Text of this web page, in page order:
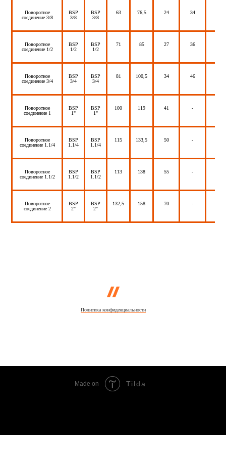
Поворотное
соединение 3/8
BSP
3/8
BSP
3/8
63 76,5 24 34
Поворотное
соединение 1/2
BSP
1/2
BSP
1/2
71 85 27 36
Поворотное
соединение 3/4
BSP
3/4
BSP
3/4
81 100,5 34 46
Поворотное
соединение 1
BSP
1"
BSP
1"
100 119 41 -
Поворотное
соединение 1.1/4
BSP
1.1/4
BSP
1.1/4
115 133,5 50 -
Поворотное
соединение 1.1/2
BSP
1.1/2
BSP
1.1/2
113 138 55 -
Поворотное
соединение 2
BSP
2"
BSP
2"
132,5 158 70 -
Политика конфиденциальности
Made on Tilda